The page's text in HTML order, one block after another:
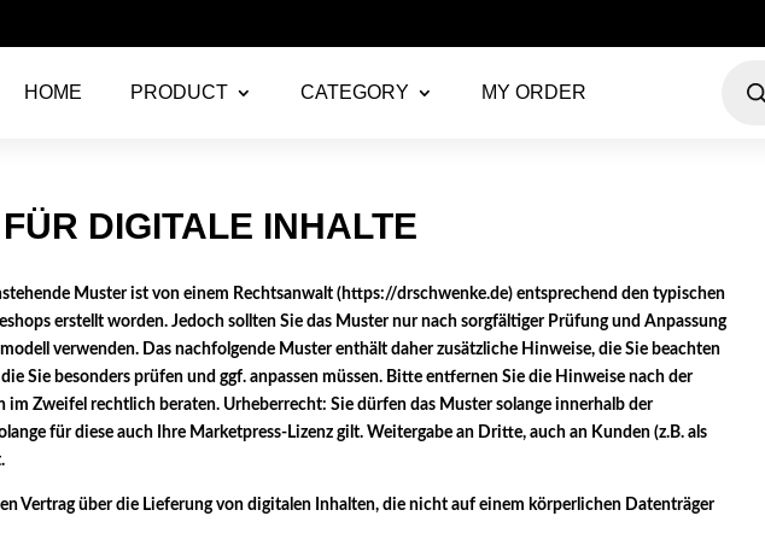
HOME PRODUCT CATEGORY MY ORDER
search
DIGITALE INHALTE
Muster ist von einem Rechtsanwalt ( https://drschwenke.de) entsprechend den typischen
erstellt worden. Jedoch sollten Sie das Muster nur nach sorgfältiger Prüfung und Anpassung
verwenden. Das nachfolgende Muster enthält daher zusätzliche Hinweise, die Sie beachten
Sie besonders prüfen und ggf. anpassen müssen. Bitte entfernen Sie die Hinweise nach der
im Zweifel rechtlich beraten. Urheberrecht: Sie dürfen das Muster solange innerhalb der
für diese auch Ihre Marketpress-Lizenz gilt. Weitergabe an Dritte, auch an Kunden (z.B. als
Vertrag über die Lieferung von digitalen Inhalten, die nicht auf einem körperlichen Datenträger